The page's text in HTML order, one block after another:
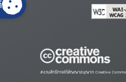
สงวนสิทธิ์ภายใต้สัญญาอนุญาต Creative